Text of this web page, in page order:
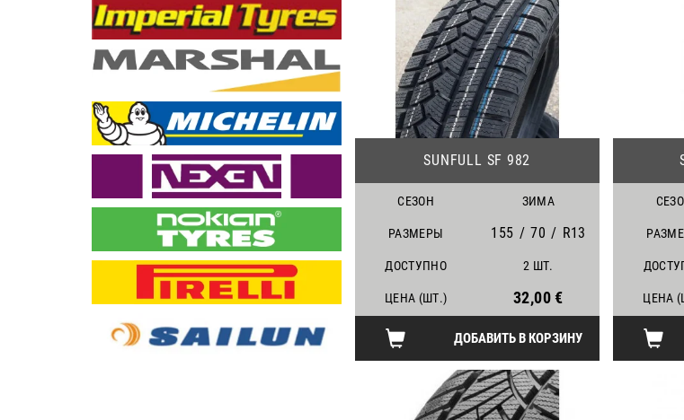
SUNFULL SF 982
СЕЗОН ЗИМА
РАЗМЕРЫ 155 / 70 / R13
ДОСТУПНО 2 ШТ.
ЦЕНА (ШТ.) 32,00 €
ДОБАВИТЬ В КОРЗИНУ
ЦЕНА